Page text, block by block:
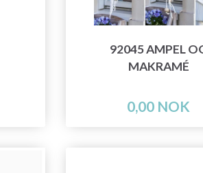
92045 AMPEL
MAKRAMÉ
0,00 NOK